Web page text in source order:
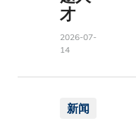
才
2026-07-
14
新闻